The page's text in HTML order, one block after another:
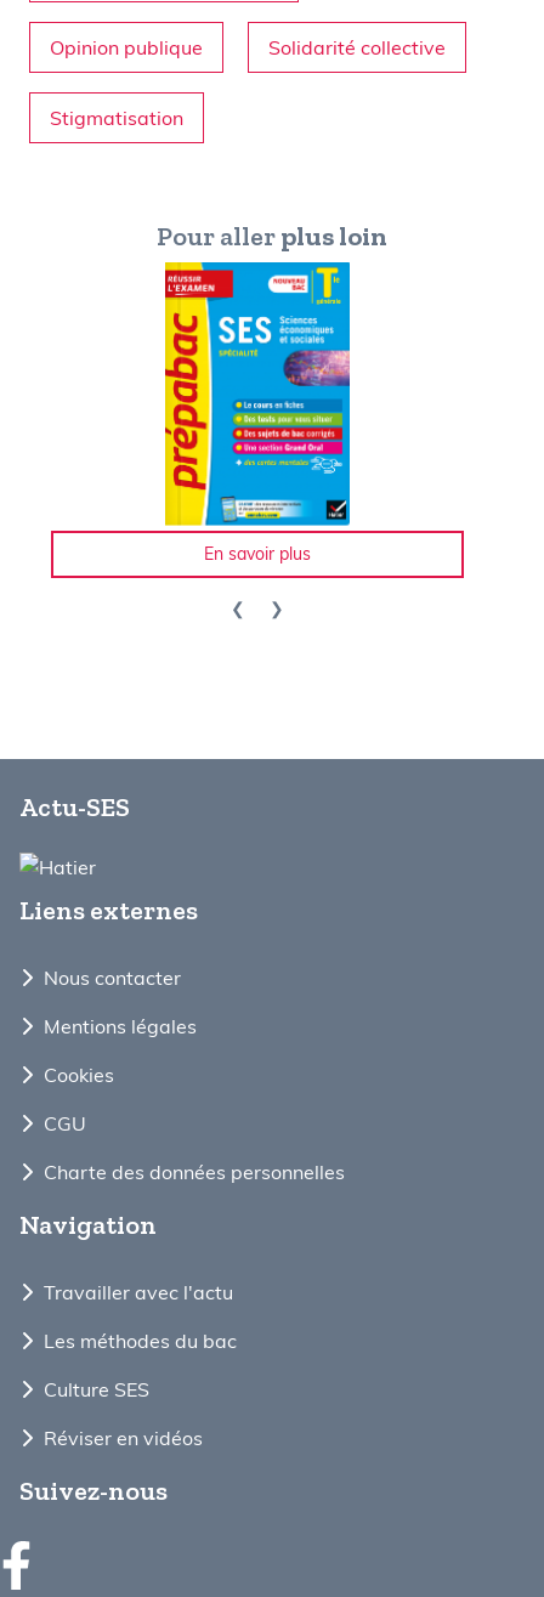
Opinion publique Solidarité collective
Stigmatisation
Pour allerplus loin
En savoir plus
Actu-SES
Liens externes
Nous contacter
Mentions légales
Cookies
CGU
Charte des données personnelles
Navigation
Travailler avec l'actu
Les méthodes du bac
Culture SES
Réviser en vidéos
Suivez-nous